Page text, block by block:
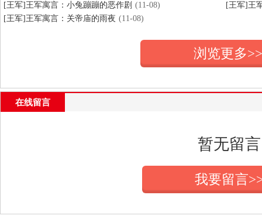
[王军]王军寓言：小兔蹦蹦的恶作剧 (11-08)
[王军]王
[王军]王军寓言：关帝庙的雨夜 (11-08)
浏览更多>>
在线留言
暂无留言
我要留言